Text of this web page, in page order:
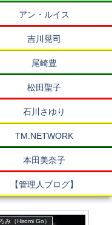
アン・ルイス
吉川晃司
尾崎豊
松田聖子
石川さゆり
TM.NETWORK
本田美奈子
【管理人ブログ】
み（Hiromi Go）